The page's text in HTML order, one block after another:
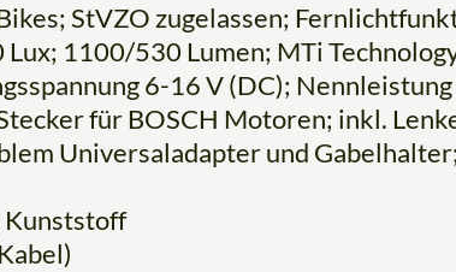
StVZO zugelassen;
1100/530 Lumen; MTi
6-16 V (DC);
für BOSCH Motoren; inkl.
Universaladapter und